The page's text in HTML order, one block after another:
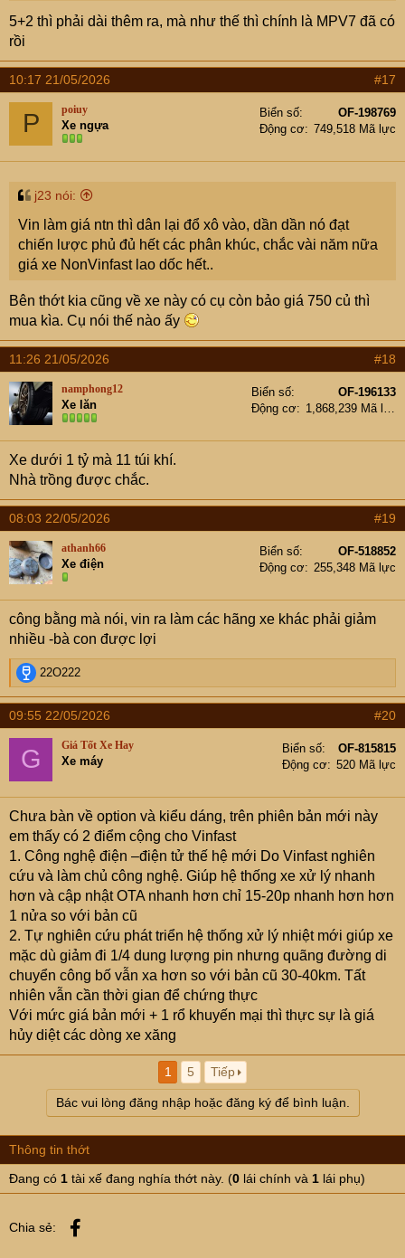
5+2 thì phải dài thêm ra, mà như thế thì chính là MPV7 đã có
rồi
10:17 21/05/2026 #17
P poiuy
Xe ngựa
Biển số
OF-198769
Động cơ
749,518 Mã lực
j23 nói:
Vin làm giá ntn thì dân lại đổ xô vào, dần dần nó đạt
chiến lược phủ đủ hết các phân khúc, chắc vài năm nữa
giá xe NonVinfast lao dốc hết..
Bên thớt kia cũng về xe này có cụ còn bảo giá 750 củ thì
mua kìa. Cụ nói thế nào ấy
11:26 21/05/2026 #18
namphong12
Xe lăn
Biển số
OF-196133
Động cơ
Xe dưới 1 tỷ mà 11 túi khí.
Nhà trồng được chắc.
08:03 22/05/2026 #19
athanh66
Xe điện
Biển số
OF-518852
Động cơ
255,348 Mã lực
công bằng mà nói, vin ra làm các hãng xe khác phải giảm
nhiều -bà con được lợi
R
e
a
c
t
o
n
s
:
22O222
09:55 22/05/2026 #20
G Giá Tốt Xe Hay
Xe máy
Biển số
OF-815815
Động cơ
520 Mã lực
Chưa bàn về option và kiểu dáng, trên phiên bản mới này
em thấy có 2 điểm cộng cho Vinfast
1. Công nghệ điện –điện tử thế hệ mới Do Vinfast nghiên
cứu và làm chủ công nghệ. Giúp hệ thống xe xử lý nhanh
hơn và cập nhật OTA nhanh hơn chỉ 15-20p nhanh hơn hơn
1 nửa so với bản cũ
2. Tự nghiên cứu phát triển hệ thống xử lý nhiệt mới giúp xe
mặc dù giảm đi 1/4 dung lượng pin nhưng quãng đường di
chuyển công bố vẫn xa hơn so với bản cũ 30-40km. Tất
nhiên vẫn cần thời gian để chứng thực
Với mức giá bản mới + 1 rổ khuyến mại thì thực sự là giá
hủy diệt các dòng xe xăng
1 5 Tiếp
Bác vui lòng đăng nhập hoặc đăng ký để bình luận.
Thông tin thớt
Đang có 1 tài xế đang nghía thớt này. (0 lái chính và 1 lái phụ)
Chia sẻ: